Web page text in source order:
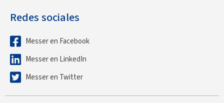
Redes sociales
Messer en Facebook
Messer en LinkedIn
Messer en Twitter